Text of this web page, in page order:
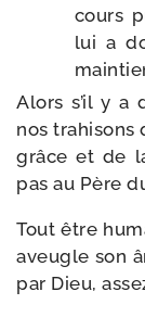
cours
lui a
Alors s’il y a
nos
grâce et de
pas au Père
Tout être
aveugle son
par Dieu,